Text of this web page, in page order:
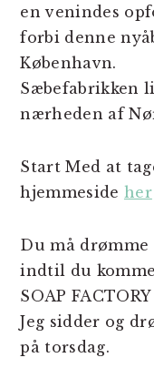
en venindes
forbi denne
København.
Sæbefabrikken
nærheden af
Start Med at
hjemmeside her
Du må
indtil du
SOAP FACTORY
Jeg sidder og
på torsdag.